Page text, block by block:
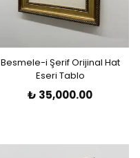
Besmele-i Şerif Orijinal Hat
Eseri Tablo
₺ 35,000.00